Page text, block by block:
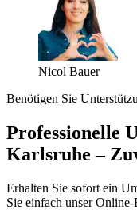
Nicol Bauer
Benötigen Sie
Professionelle
Karlsruhe –
Erhalten Sie sofort ein
Sie einfach unser